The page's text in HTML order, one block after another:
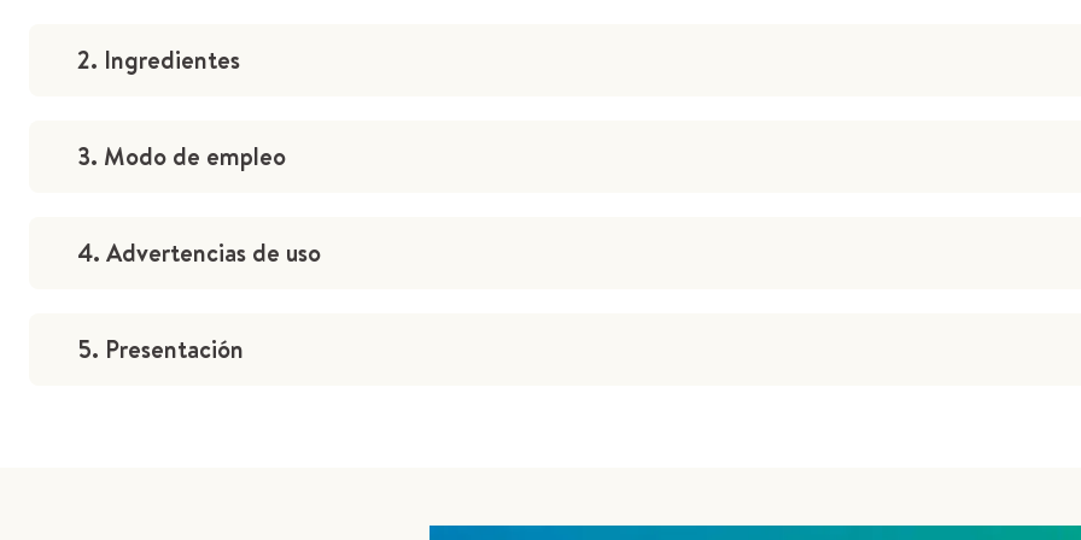
2. Ingredientes
3. Modo de empleo
4. Advertencias de uso
5. Presentación